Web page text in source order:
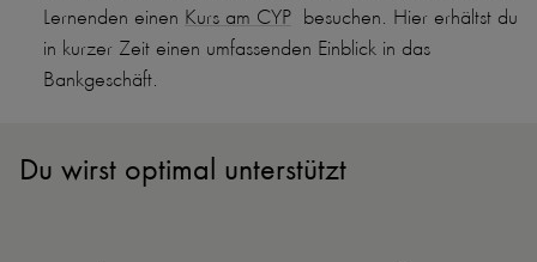
Lernenden einen Kurs am CYP besuchen. Hier erhältst du
in kurzer Zeit einen umfassenden Einblick in das
Bankgeschäft.
Du wirst optimal unterstützt